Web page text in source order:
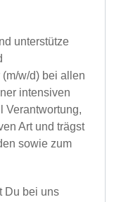
unterstütze
w/d) bei allen
intensiven
Verantwortung,
Art und trägst
sowie zum
Du bei uns